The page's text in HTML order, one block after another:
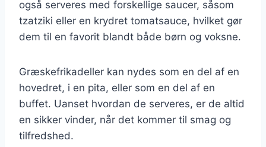
også serveres med forskellige saucer, såsom
tzatziki eller en krydret tomatsauce, hvilket gør
dem til en favorit blandt både børn og voksne.
Græskefrikadeller kan nydes som en del af en
hovedret, i en pita, eller som en del af en
buffet. Uanset hvordan de serveres, er de altid
en sikker vinder, når det kommer til smag og
tilfredshed.